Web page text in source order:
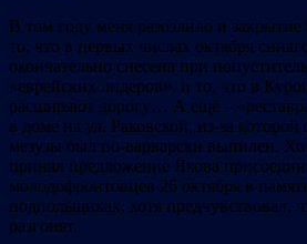
В том году меня разозлило и
то, что в первых числах октября
окончательно снесена при
«еврейских лидеров», и то, что в
расширяют дорогу… А ещё –
в доме на ул. Раковской, из-за
мезузы был по-варварски выпилен.
принял предложение Якова
молодофронтовцев 26 октября в
подпольщиках, хотя предчувствовал,
разгонят.